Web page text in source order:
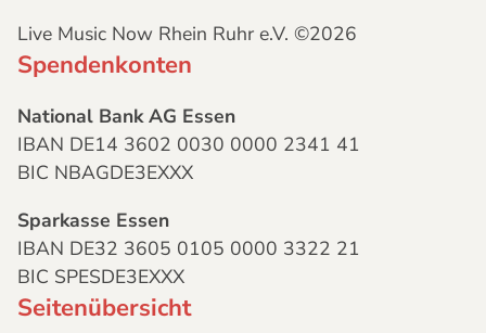
Live Music Now Rhein Ruhr e.V. ©2026
Spendenkonten
National Bank AG Essen
IBAN DE14 3602 0030 0000 2341 41
BIC NBAGDE3EXXX
Sparkasse Essen
IBAN DE32 3605 0105 0000 3322 21
BIC SPESDE3EXXX
Seitenübersicht